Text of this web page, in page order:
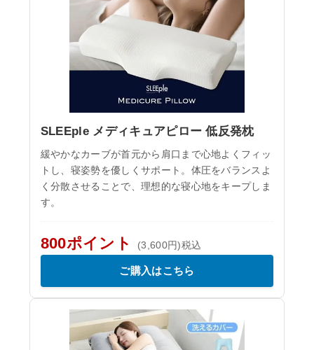
SLEEple メディキュアピロー 低反発枕
緩やかなカーブが首元から肩口まで心地よくフィッ
トし、寝姿勢を優しくサポート。体圧をバランスよ
く分散させることで、理想的な寝心地をキープしま
す。
800ポイント (3,600円)税込
ご購入はこちら